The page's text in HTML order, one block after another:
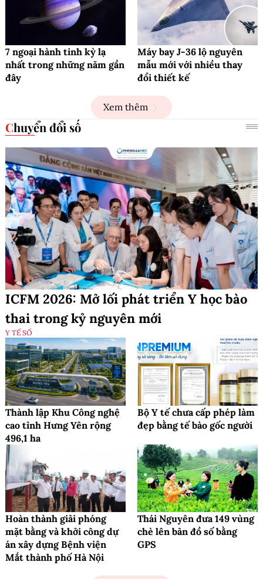
7 ngoại hành tinh kỳ lạ
nhất trong những năm gần
đây
Máy bay J-36 lộ nguyên
mẫu mới với nhiều thay
đổi thiết kế
Xem thêm
Chuyển đổi số
ICFM 2026: Mở lối phát triển Y học bào
thai trong kỷ nguyên mới
Y TẾ SỐ
Thành lập Khu Công nghệ
cao tỉnh Hưng Yên rộng
496,1 ha
Bộ Y tế chưa cấp phép làm
đẹp bằng tế bào gốc người
Hoàn thành giải phóng
mặt bằng và khởi công dự
án xây dựng Bệnh viện
Mắt thành phố Hà Nội
Thái Nguyên đưa 149 vùng
chè lên bản đồ số bằng
GPS